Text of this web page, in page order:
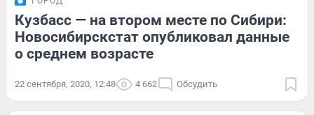
Кузбасс — на втором месте по Сибири:
Новосибирскстат опубликовал данные
о среднем возрасте
22 сентября, 2020, 12:48 4 662 Обсудить